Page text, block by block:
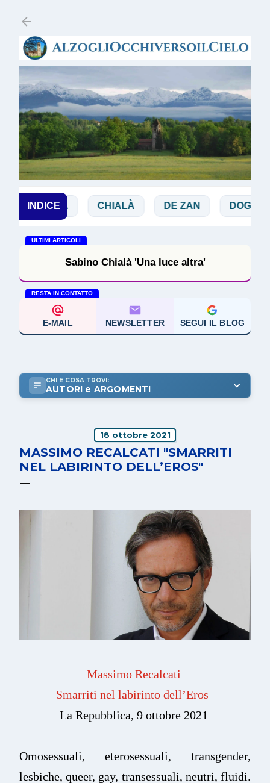
INDICE
BIBBIA CHIALÀ DE ZAN DOGLIO
ULTIMI ARTICOLI
Sabino Chialà 'Una luce altra'
RESTA IN CONTATTO
E-MAIL NEWSLETTER SEGUI IL BLOG
CHI E COSA TROVI:
AUTORI e ARGOMENTI
18 ottobre 2021
MASSIMO RECALCATI "SMARRITI
NEL LABIRINTO DELL’EROS"
Massimo Recalcati
Smarriti nel labirinto dell’Eros
La Repubblica, 9 ottobre 2021
Omosessuali, eterosessuali, transgender,
lesbiche, queer, gay, transessuali, neutri, fluidi.